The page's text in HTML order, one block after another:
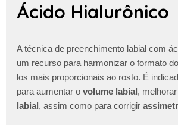
Ácido Hialurônico
A técnica de preenchimento labial com
um recurso para harmonizar o formato
los mais proporcionais ao rosto. É
para aumentar o volume labial,
labial, assim como para corrigir